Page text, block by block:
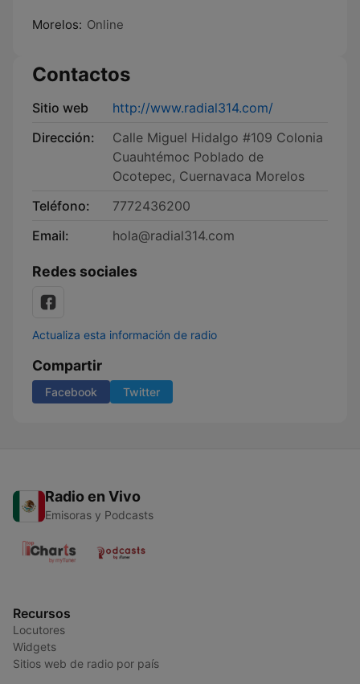
Morelos: Online
Contactos
Sitio web
http://www.radial314.com/
Dirección:
Calle Miguel Hidalgo #109 Colonia
Cuauhtémoc Poblado de
Ocotepec, Cuernavaca Morelos
Teléfono:
7772436200
Email:
hola@radial314.com
Redes sociales
Actualiza esta información de radio
Compartir
Facebook Twitter
Radio en Vivo
Emisoras y Podcasts
Recursos
Locutores
Widgets
Sitios web de radio por país